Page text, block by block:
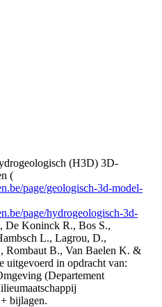
(H3D) 3D-
(
page/geologisch-3d-model-
page/hydrogeologisch-3d-
De Koninck R., Bos S.,
L., Lagrou, D.,
Rombaut B., Van Baelen K. &
uitgevoerd in opdracht van:
(Departement
bijlagen.